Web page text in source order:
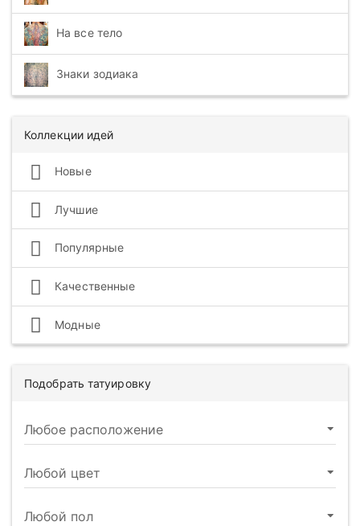
На все тело
Знаки зодиака
Коллекции идей
Новые
Лучшие
Популярные
Качественные
Модные
Подобрать татуировку